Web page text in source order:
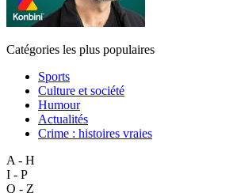
Catégories les plus populaires
Sports
Culture et société
Humour
Actualités
Crime : histoires vraies
A - H
I - P
Q - Z